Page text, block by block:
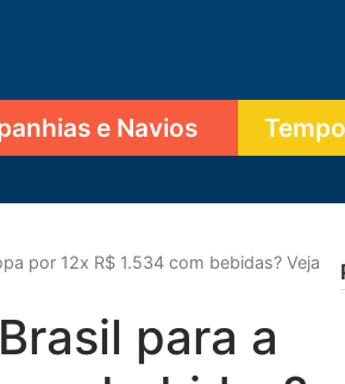
e Navios
por 12x R$ 1.534 com bebidas? Veja
para a